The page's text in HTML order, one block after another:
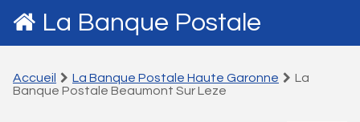
La Banque Postale
Accueil La Banque Postale Haute Garonne
La
Banque Postale Beaumont Sur Leze